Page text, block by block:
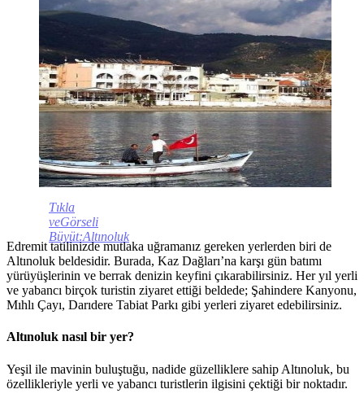
Tıkla
veGörseli
Büyüt:Altınoluk
Edremit tatilinizde mutlaka uğramanız gereken yerlerden biri de
Altınoluk beldesidir. Burada, Kaz Dağları’na karşı gün batımı
yürüyüşlerinin ve berrak denizin keyfini çıkarabilirsiniz. Her yıl yerli
ve yabancı birçok turistin ziyaret ettiği beldede; Şahindere Kanyonu,
Mıhlı Çayı, Darıdere Tabiat Parkı gibi yerleri ziyaret edebilirsiniz.
Altınoluk nasıl bir yer?
Yeşil ile mavinin buluştuğu, nadide güzelliklere sahip Altınoluk, bu
özellikleriyle yerli ve yabancı turistlerin ilgisini çektiği bir noktadır.